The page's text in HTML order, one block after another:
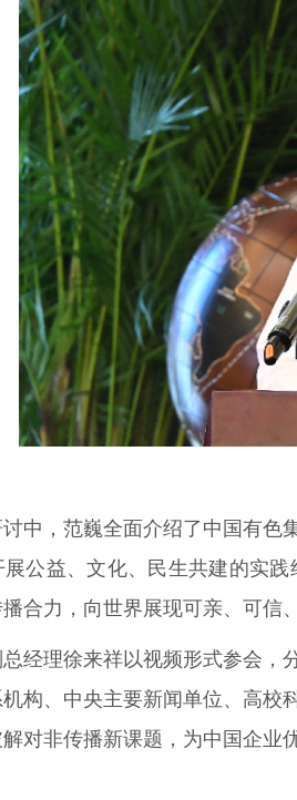
中，范巍全面介绍了中国有色
公益、文化、民生共建的实
合力，向世界展现可亲、可信
经理徐来祥以视频形式参会，
构、中央主要新闻单位、高校
对非传播新课题，为中国企业